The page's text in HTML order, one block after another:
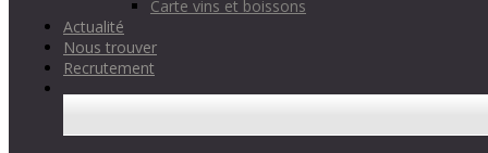
Carte vins et boissons
Actualité
Nous trouver
Recrutement